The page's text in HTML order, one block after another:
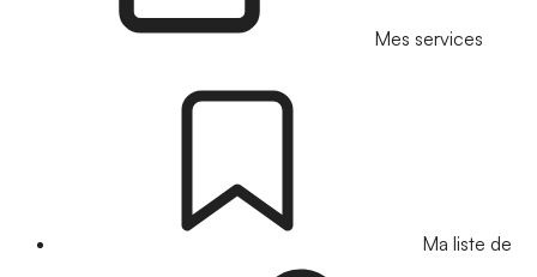
Mes services
Ma liste de